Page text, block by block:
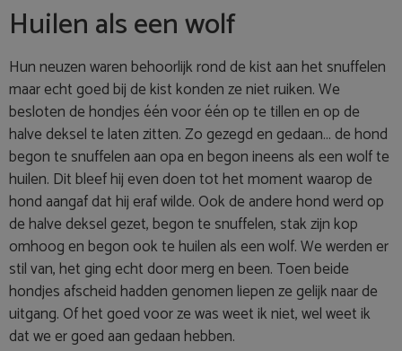
Huilen als een wolf
Hun neuzen waren behoorlijk rond de kist aan het snuffelen
maar echt goed bij de kist konden ze niet ruiken. We
besloten de hondjes één voor één op te tillen en op de
halve deksel te laten zitten. Zo gezegd en gedaan… de hond
begon te snuffelen aan opa en begon ineens als een wolf te
huilen. Dit bleef hij even doen tot het moment waarop de
hond aangaf dat hij eraf wilde. Ook de andere hond werd op
de halve deksel gezet, begon te snuffelen, stak zijn kop
omhoog en begon ook te huilen als een wolf. We werden er
stil van, het ging echt door merg en been. Toen beide
hondjes afscheid hadden genomen liepen ze gelijk naar de
uitgang. Of het goed voor ze was weet ik niet, wel weet ik
dat we er goed aan gedaan hebben.